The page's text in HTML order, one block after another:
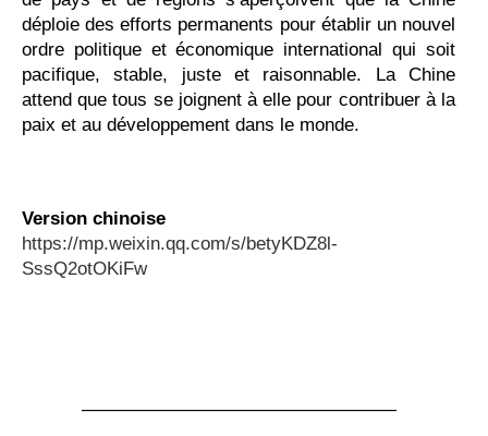
déploie des efforts permanents pour établir un nouvel
ordre politique et économique international qui soit
pacifique, stable, juste et raisonnable. La Chine
attend que tous se joignent à elle pour contribuer à la
paix et au développement dans le monde.
Version chinoise
https://mp.weixin.qq.com/s/betyKDZ8l-
SssQ2otOKiFw
—————————————————